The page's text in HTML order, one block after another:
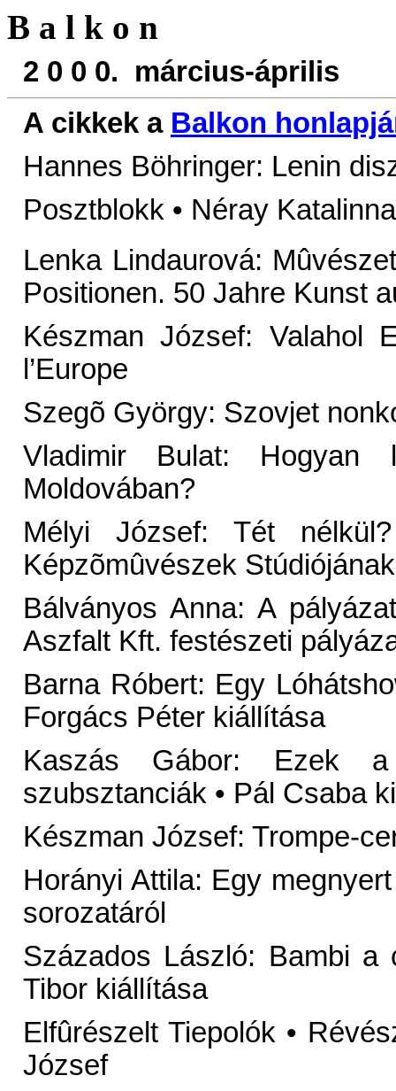
B a l k o n
2 0 0 0. március-április
A cikkek a Balkon
Hannes Böhringer: Lenin
Posztblokk • Néray
Lenka Lindaurová:
Positionen. 50 Jahre Kunst
Készman József: Valahol
l’Europe
Szegõ György: Szovjet
Vladimir Bulat: Hogyan
Moldovában?
Mélyi József: Tét
Képzõmûvészek
Bálványos Anna: A
Aszfalt Kft. festészeti
Barna Róbert: Egy
Forgács Péter kiállítása
Kaszás Gábor: Ezek
szubsztanciák • Pál Csaba
Készman József: Trompe-
Horányi Attila: Egy
sorozatáról
Százados László: Bambi a
Tibor kiállítása
Elfûrészelt Tiepolók •
József